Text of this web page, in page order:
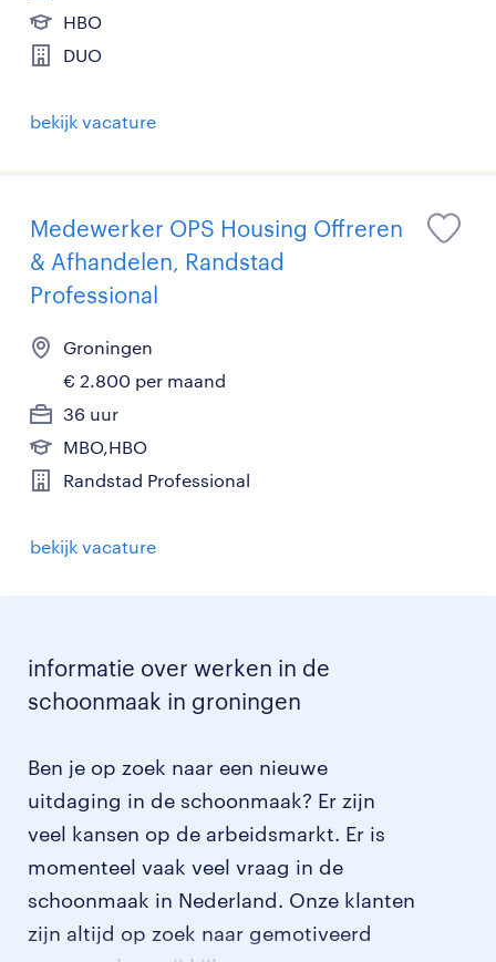
HBO
DUO
bekijk vacature
Medewerker OPS Housing Offreren
& Afhandelen, Randstad
Professional
Groningen
€ 2.800 per maand
36 uur
MBO,HBO
Randstad Professional
bekijk vacature
informatie over werken in de
schoonmaak in groningen
Ben je op zoek naar een nieuwe
uitdaging in de schoonmaak? Er zijn
veel kansen op de arbeidsmarkt. Er is
momenteel vaak veel vraag in de
schoonmaak in Nederland. Onze klanten
zijn altijd op zoek naar gemotiveerd